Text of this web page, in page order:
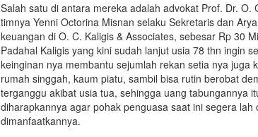
Salah satu di antara mereka adalah advokat Prof. Dr.
timnya Yenni Octorina Misnan selaku Sekretaris dan
keuangan di O. C. Kaligis & Associates, sebesar Rp 30
Padahal Kaligis yang kini sudah lanjut usia 78 thn ingin
keinginan nya membantu sejumlah rekan setia nya juga
rumah singgah, kaum piatu, sambil bisa rutin berobat
terganggu akibat usia tua, sehingga uang tabungannya
diharapkannya agar pohak penguasa saat ini segera
dimanfaatkannya.